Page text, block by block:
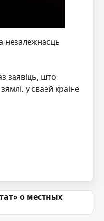
незалежнасць
заявіць, што
у сваёй краіне
о местных